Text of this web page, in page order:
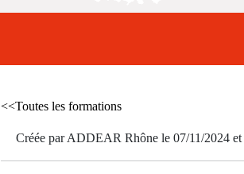
<<Toutes les formations
Créée par ADDEAR Rhône le 07/11/2024 et